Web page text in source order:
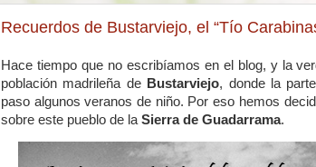
Recuerdos de Bustarviejo, el “Tío
Hace tiempo que no escribíamos en el blog, y la
población madrileña de Bustarviejo, donde la
paso algunos veranos de niño. Por eso hemos
sobre este pueblo de la Sierra de Guadarrama.